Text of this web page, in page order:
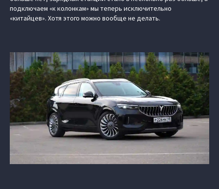
подключаем «к колонкам» мы теперь исключительно
«китайцев». Хотя этого можно вообще не делать.